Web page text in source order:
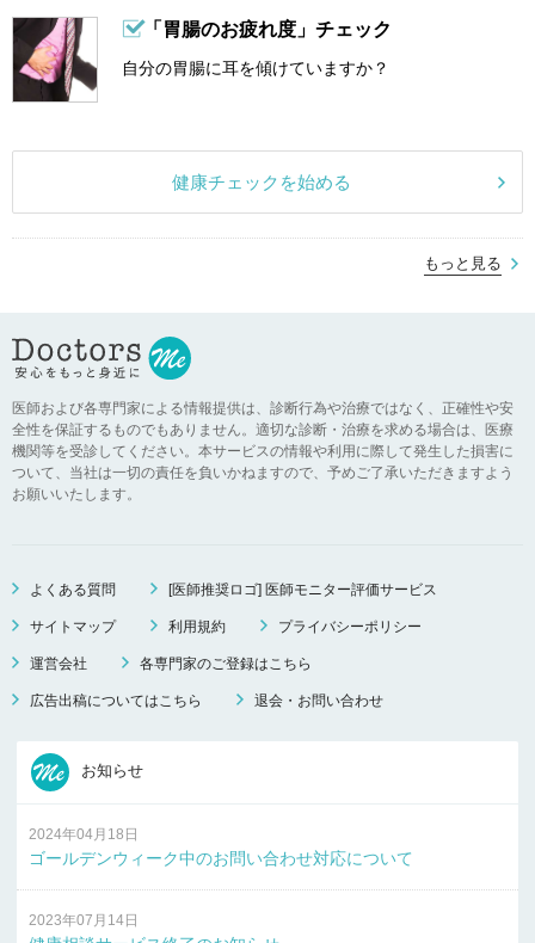
「胃腸のお疲れ度」チェック
自分の胃腸に耳を傾けていますか？
健康チェックを始める
もっと見る
医師および各専門家による情報提供は、診断行為や治療ではなく、正確性や安
全性を保証するものでもありません。適切な診断・治療を求める場合は、医療
機関等を受診してください。本サービスの情報や利用に際して発生した損害に
ついて、当社は一切の責任を負いかねますので、予めご了承いただきますよう
お願いいたします。
よくある質問 [医師推奨ロゴ] 医師モニター評価サービス
サイトマップ 利用規約 プライバシーポリシー
運営会社 各専門家のご登録はこちら
広告出稿についてはこちら 退会・お問い合わせ
お知らせ
2024年04月18日
ゴールデンウィーク中のお問い合わせ対応について
2023年07月14日